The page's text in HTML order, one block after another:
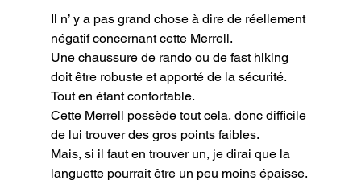
Il n’ y a pas grand chose à dire de réellement
négatif concernant cette Merrell.
Une chaussure de rando ou de fast hiking
doit être robuste et apporté de la sécurité.
Tout en étant confortable.
Cette Merrell possède tout cela, donc difficile
de lui trouver des gros points faibles.
Mais, si il faut en trouver un, je dirai que la
languette pourrait être un peu moins épaisse.